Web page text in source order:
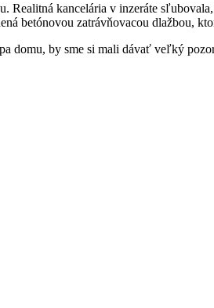
Realitná kancelária v inzeráte
betónovou zatrávňovacou dlažbou,
domu, by sme si mali dávať veľký